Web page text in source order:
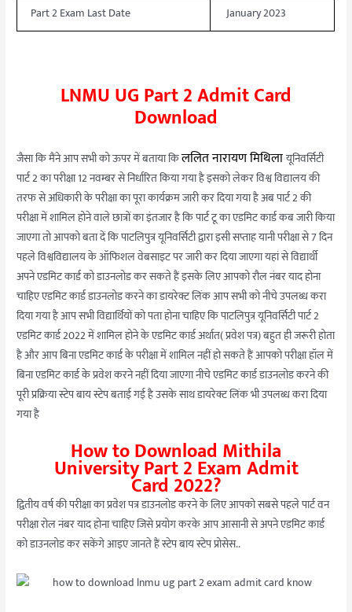
Part 2 Exam Last Date
January 2023
LNMU UG Part 2 Admit Card
Download
जैसा कि मैंने आप सभी को ऊपर में बताया किललित नारायण मिथिलायूनिवर्सिटी
पार्ट 2 का परीक्षा 12 नवम्बर से निर्धारित किया गया है इसको लेकर विश्व विद्यालय की
तरफ से अधिकारी के परीक्षा का पूरा कार्यक्रम जारी कर दिया गया है अब पार्ट 2 की
परीक्षा में शामिल होने वाले छात्रों का इंतजार है कि पार्ट टू का एडमिट कार्ड कब जारी किया
जाएगा तो आपको बता दें कि पाटलिपुत्र यूनिवर्सिटी द्वारा इसी सप्ताह यानी परीक्षा से 7 दिन
पहले विश्वविद्यालय के ऑफिशल वेबसाइट पर जारी कर दिया जाएगा यहां से विद्यार्थी
अपने एडमिट कार्ड को डाउनलोड कर सकते हैं इसके लिए आपको रौल नंबर याद होना
चाहिए एडमिट कार्ड डाउनलोड करने का डायरेक्ट लिंक आप सभी को नीचे उपलब्ध करा
दिया गया है आप सभी विद्यार्थियों को पता होना चाहिए कि पाटलिपुत्र यूनिवर्सिटी पार्ट 2
एडमिट कार्ड 2022 में शामिल होने के एडमिट कार्ड अर्थात( प्रवेश पत्र) बहुत ही जरूरी होता
है और आप बिना एडमिट कार्ड के परीक्षा में शामिल नहीं हो सकते हैं आपको परीक्षा हॉल में
बिना एडमिट कार्ड के प्रवेश करने नहीं दिया जाएगा नीचे एडमिट कार्ड डाउनलोड करने की
पूरी प्रक्रिया स्टेप बाय स्टेप बताई गई है उसके साथ डायरेक्ट लिंक भी उपलब्ध करा दिया
गया है
How to Download Mithila
UniversityPart 2 Exam Admit
Card 2022?
द्वितीय वर्ष की परीक्षा का प्रवेश पत्र डाउनलोड करने के लिए आपको सबसे पहले पार्ट वन
परीक्षा रोल नंबर याद होना चाहिए जिसे प्रयोग करके आप आसानी से अपने एडमिट कार्ड
को डाउनलोड कर सकेंगे आइए जानते हैं स्टेप बाय स्टेप प्रोसेस..